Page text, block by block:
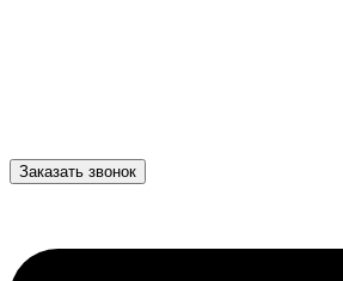
Заказать звонок